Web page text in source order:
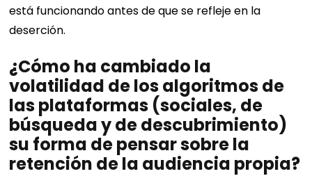
está funcionando antes de que se refleje en la
deserción.
¿Cómo ha cambiado la
volatilidad de los algoritmos de
las plataformas (sociales, de
búsqueda y de descubrimiento)
su forma de pensar sobre la
retención de la audiencia propia?